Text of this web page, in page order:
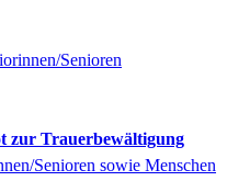
Senioren
zur Trauerbewältigung
Senioren sowie Menschen